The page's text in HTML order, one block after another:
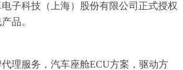
子科技（上海）股份有限公司正式授权
品。
理服务，汽车座舱ECU方案，驱动方